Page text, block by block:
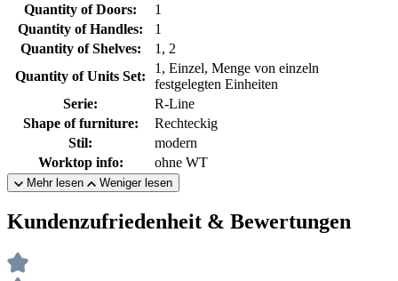
Quantity of Doors:
1
Quantity of Handles:
1
Quantity of Shelves:
1, 2
Quantity of Units Set:
1, Einzel, Menge von einzeln
festgelegten Einheiten
Serie:
R-Line
Shape of furniture:
Rechteckig
Stil:
modern
Worktop info:
ohne WT
Mehr lesen Weniger lesen
Kundenzufriedenheit & Bewertungen